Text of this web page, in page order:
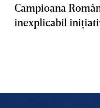
Campioana
inexplicabil